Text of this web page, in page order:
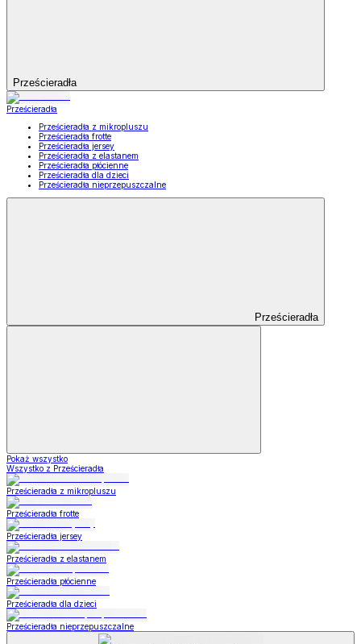
Prześcieradła
Prześcieradła
Prześcieradła z mikropluszu
Prześcieradła frotte
Prześcieradła jersey
Prześcieradła z elastanem
Prześcieradła płócienne
Prześcieradła dla dzieci
Prześcieradła nieprzepuszczalne
Prześcieradła
Pokaż wszystko
Wszystko z Prześcieradła
Prześcieradła z mikropluszu
Prześcieradła frotte
Prześcieradła jersey
Prześcieradła z elastanem
Prześcieradła płócienne
Prześcieradła dla dzieci
Prześcieradła nieprzepuszczalne